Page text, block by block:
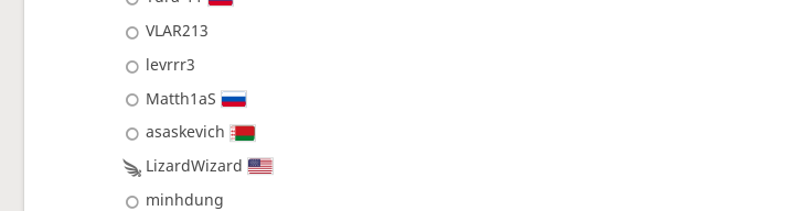
VLAR213
levrrr3
Matth1aS
asaskevich
LizardWizard
minhdung